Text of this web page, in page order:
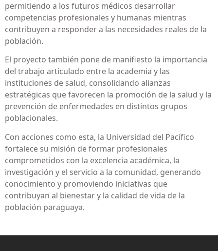
permitiendo a los futuros médicos desarrollar
competencias profesionales y humanas mientras
contribuyen a responder a las necesidades reales de la
población.
El proyecto también pone de manifiesto la importancia
del trabajo articulado entre la academia y las
instituciones de salud, consolidando alianzas
estratégicas que favorecen la promoción de la salud y la
prevención de enfermedades en distintos grupos
poblacionales.
Con acciones como esta, la Universidad del Pacífico
fortalece su misión de formar profesionales
comprometidos con la excelencia académica, la
investigación y el servicio a la comunidad, generando
conocimiento y promoviendo iniciativas que
contribuyan al bienestar y la calidad de vida de la
población paraguaya.